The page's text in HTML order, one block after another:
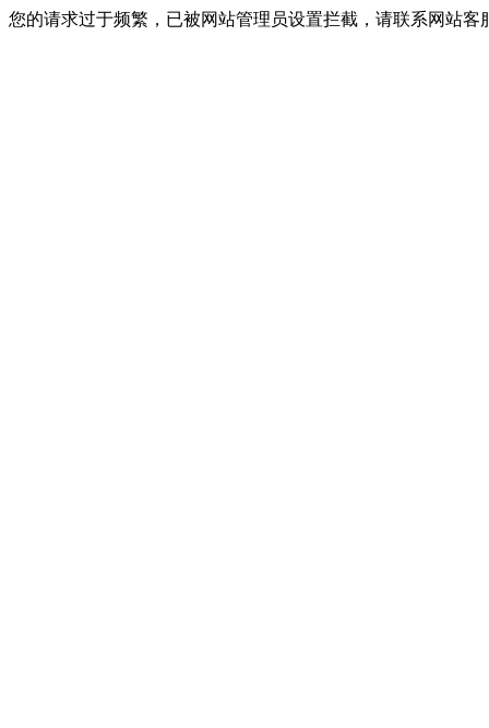
您的请求过于频繁，已被网站管理员设置拦截，请联系网站客